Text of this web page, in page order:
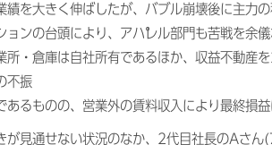
績を大きく伸ばしたが、バブル崩壊後に主力
ョンの台頭により、アパレル部門も苦戦を余
所・倉庫は自社所有であるほか、収益不動産
不振
あるものの、営業外の賃料収入により最終損益
見通せない状況のなか、2代目社長のAさ